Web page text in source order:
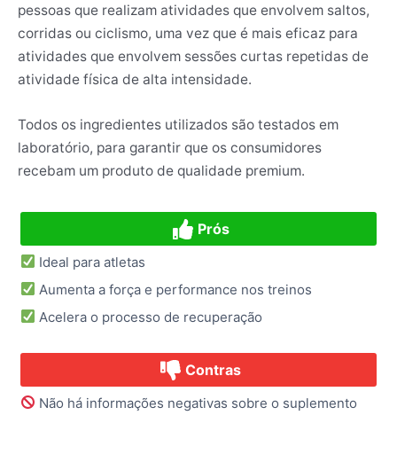
pessoas que realizam atividades que envolvem saltos,
corridas ou ciclismo, uma vez que é mais eficaz para
atividades que envolvem sessões curtas repetidas de
atividade física de alta intensidade.
Todos os ingredientes utilizados são testados em
laboratório, para garantir que os consumidores
recebam um produto de qualidade premium.
Prós
Ideal para atletas
Aumenta a força e performance nos treinos
Acelera o processo de recuperação
Contras
Não há informações negativas sobre o suplemento